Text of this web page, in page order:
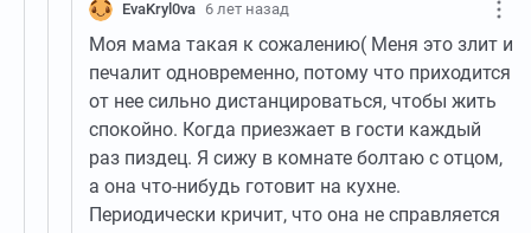
EvaKryl0va 6 лет назад
Моя мама такая к сожалению( Меня это злит и
печалит одновременно, потому что приходится
от нее сильно дистанцироваться, чтобы жить
спокойно. Когда приезжает в гости каждый
раз пиздец. Я сижу в комнате болтаю с отцом,
а она что-нибудь готовит на кухне.
Периодически кричит, что она не справляется